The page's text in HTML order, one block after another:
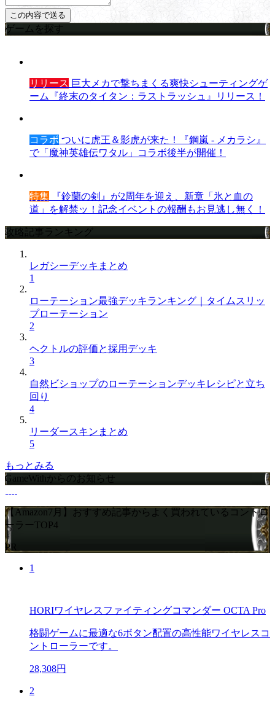
ゲームを探す
リリース 巨大メカで撃ちまくる爽快シューティングゲ
ーム『終末のタイタン：ラストラッシュ』リリース！
コラボ ついに虎王＆影虎が来た！『鋼嵐 - メカラシ』
で「魔神英雄伝ワタル」コラボ後半が開催！
特集 『鈴蘭の剣』が2周年を迎え、新章「氷と血の
道」を解禁ッ！記念イベントの報酬もお見逃し無く！
攻略記事ランキング
レガシーデッキまとめ
1
ローテーション最強デッキランキング｜タイムスリッ
プローテーション
2
ヘクトルの評価と採用デッキ
3
自然ビショップのローテーションデッキレシピと立ち
回り
4
リーダースキンまとめ
5
もっとみる
GameWithからのお知らせ
【Amazon7月】おすすめ記事からよく買われているコントロ
ーラーTOP4
PR
1
HORIワイヤレスファイティングコマンダー OCTA Pro
格闘ゲームに最適な6ボタン配置の高性能ワイヤレスコ
ントローラーです。
28,308円
2